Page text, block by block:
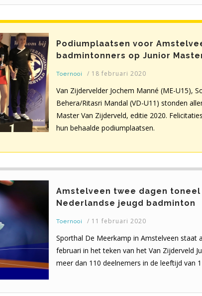
Podiumplaatsen voor
badmintonners op Junior
Toernooi / 18 februari 2020
Van Zijdervelder Jochem Manné (ME-U15),
Behera/Ritasri Mandal (VD-U11) stonden
Master Van Zijderveld, editie 2020.
hun behaalde podiumplaatsen.
Amstelveen twee dagen toneel
Nederlandse jeugd badminton
Toernooi / 11 februari 2020
Sporthal De Meerkamp in Amstelveen staat
februari in het teken van het Van Zijderveld
meer dan 110 deelnemers in de leeftijd van